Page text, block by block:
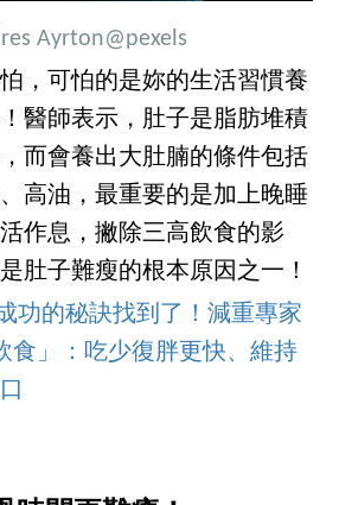
Ayrton@pexels
，可怕的是妳的生活習慣養
醫師表示，肚子是脂肪堆積
而會養出大肚腩的條件包括
高油，最重要的是加上晚睡
作息，撇除三高飲食的影
肚子難瘦的根本原因之一！
功的秘訣找到了！減重專家
食」：吃少復胖更快、維持